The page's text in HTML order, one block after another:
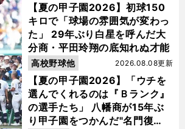
【夏の甲子園2026】初球150
キロで「球場の雰囲気が変わっ
た」 29年ぶり白星を呼んだ大
分商・平田玲翔の底知れぬ才能
【夏の甲子園2026】「ウチを
選んでくれるのは『Ｂランク』
の選手たち」 八幡商が15年ぶ
り甲子園をつかんだ"名門復
2026.08.08更新
高校野球他